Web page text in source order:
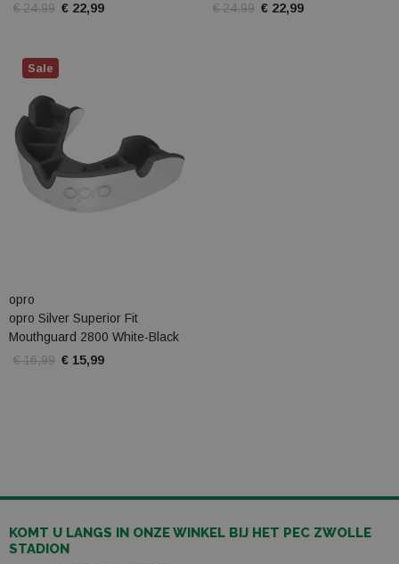
€ 24,99 € 22,99
€ 24,99 € 22,99
opro
opro Silver Superior Fit
Mouthguard 2800 White-Black
€ 16,99 € 15,99
Sale
KOMT U LANGS IN ONZE WINKEL BIJ HET PEC ZWOLLE
STADION